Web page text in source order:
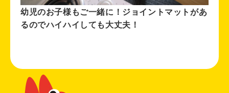
幼児のお子様もご一緒に！ジョイントマットがあ
るのでハイハイしても大丈夫！